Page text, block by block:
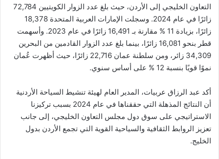
التعاون الخليجي إلى الأردن، حيث بلغ عدد الزوار الكويتيين 72,784
زائرًا في عام 2024. وسجلت الإمارات العربية المتحدة 18,378
زائرًا، بزيادة 11 % مقارنة بـ 16,491 زائرًا في عام 2023. وأسهمت
قطر بنحو 16,081 زائرًا، بينما بلغ عدد الزوار القادمين من البحرين
34,309 زائر، ومن سلطنة عمان 22,716 زائرًا، حيث أظهرت عُمان
نموًا قويًا بنسبة 12 % على أساس سنوي.
أكد عبد الرزاق عربيات، المدير العام لهيئة تنشيط السياحة الأردنية
أن النتائج المذهلة التي حققناها في عام 2024 بسبب تركيزنا
الاستراتيجي على سوق دول مجلس التعاون الخليجي، إلى جانب
تعزيز الروابط الثقافية والسياحية القوية التي تجمع الأردن بدول
الخليج.